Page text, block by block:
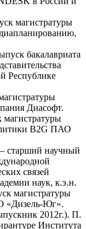
магистратуры
бакалавриата
Республике
Диасофт.
B2G ПАО
старший научный
связей
наук, к.э.н.
магистратуры
«Дизель-Юг».
2012г.). П.
Института